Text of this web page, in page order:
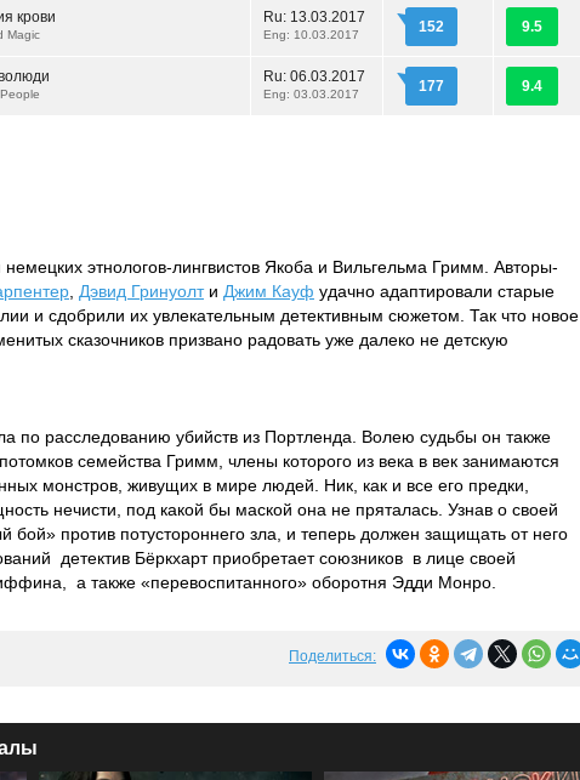
крови
Magic
Ru: 13.03.2017
Eng: 10.03.2017 152 9.5
Ru: 06.03.2017
Eng: 03.03.2017 177 9.4
немецких этнологов-лингвистов Якоба и Вильгельма Гримм. Авторы-
Дэвид Гринуолти Джим Кауф удачно адаптировали старые
и сдобрили их увлекательным детективным сюжетом. Так что новое
сказочников призвано радовать уже далеко не детскую
по расследованию убийств из Портленда. Волею судьбы он также
семейства Гримм, члены которого из века в век занимаются
монстров, живущих в мире людей. Ник, как и все его предки,
нечисти, под какой бы маской она не пряталась. Узнав о своей
бой» против потустороннего зла, и теперь должен защищать от него
детектив Бёркхарт приобретает союзников в лице своей
а также «перевоспитанного» оборотня Эдди Монро.
Поделиться: